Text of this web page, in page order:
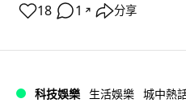
18 1 ↗ 分享
科技娛樂 生活娛樂 城中熱